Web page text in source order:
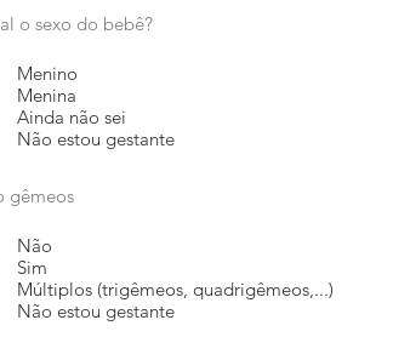
o sexo do bebê?
Menino
Menina
Ainda não sei
Não estou gestante
gêmeos
Não
Sim
Múltiplos (trigêmeos, quadrigêmeos,...)
Não estou gestante